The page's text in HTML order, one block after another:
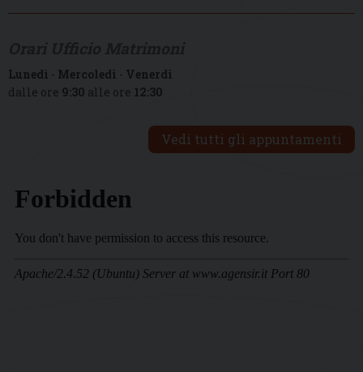
Lunedì - Mercoledì - Venerdì
dalle ore 9:30 alle ore 12:30
Vedi tutti gli appuntamenti